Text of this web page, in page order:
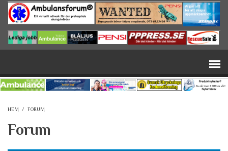
Hoppa till huvudinnehåll
HEM / FORUM
Forum